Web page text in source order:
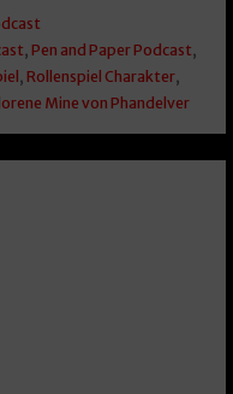
Pen and Paper Podcast
Rollenspiel Charakter,
Mine von Phandelver